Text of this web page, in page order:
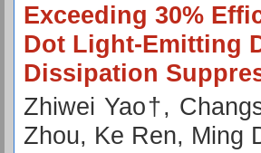
Exceeding 30%
Dot Light-Emitting
Dissipation
Zhiwei Yao†,
Zhou, Ke Ren, Ming